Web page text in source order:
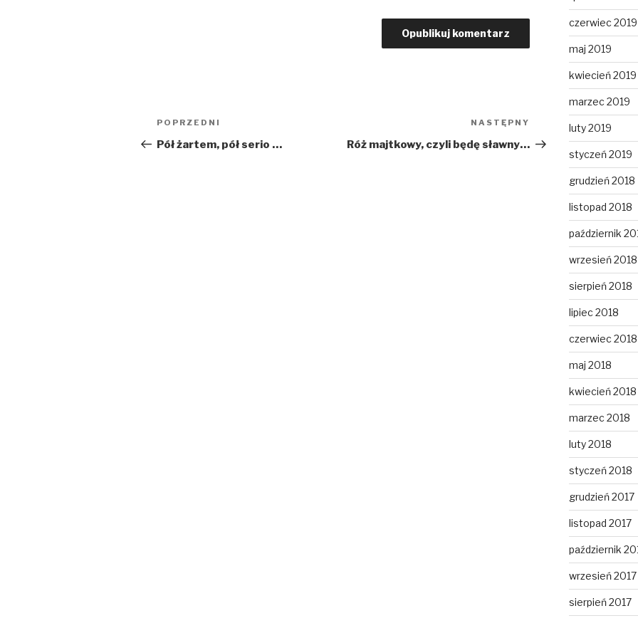
Nawigacja
wpisu
Poprzedni
wpis
POPRZEDNI
Pół żartem, pół serio …
Następny
wpis
NASTĘPNY
Róż majtkowy, czyli będę sławny…
czerwiec 2019
maj 2019
kwiecień 2019
marzec 2019
luty 2019
styczeń 2019
grudzień 2018
listopad 2018
październik
wrzesień 2018
sierpień 2018
lipiec 2018
czerwiec 2018
maj 2018
kwiecień 2018
marzec 2018
luty 2018
styczeń 2018
grudzień 2017
listopad 2017
październik
wrzesień 2017
sierpień 2017